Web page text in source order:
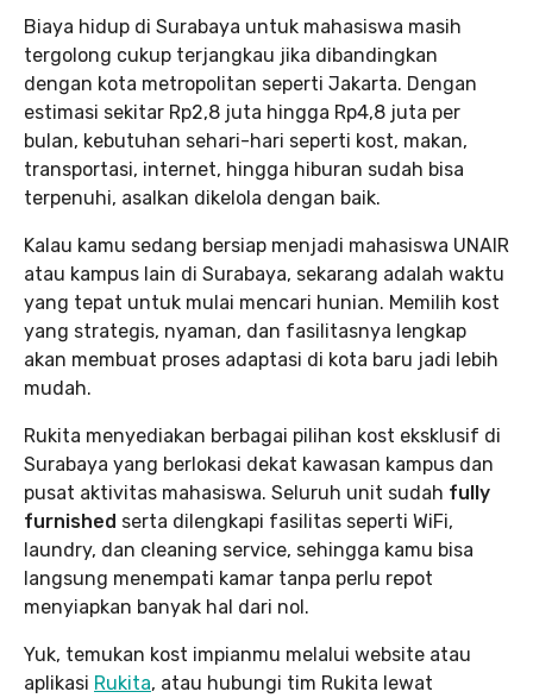
Biaya hidup di Surabaya untuk mahasiswa masih
tergolong cukup terjangkau jika dibandingkan
dengan kota metropolitan seperti Jakarta. Dengan
estimasi sekitar Rp2,8 juta hingga Rp4,8 juta per
bulan, kebutuhan sehari-hari seperti kost, makan,
transportasi, internet, hingga hiburan sudah bisa
terpenuhi, asalkan dikelola dengan baik.
Kalau kamu sedang bersiap menjadi mahasiswa UNAIR
atau kampus lain di Surabaya, sekarang adalah waktu
yang tepat untuk mulai mencari hunian. Memilih kost
yang strategis, nyaman, dan fasilitasnya lengkap
akan membuat proses adaptasi di kota baru jadi lebih
mudah.
Rukita menyediakan berbagai pilihan kost eksklusif di
Surabaya yang berlokasi dekat kawasan kampus dan
pusat aktivitas mahasiswa. Seluruh unit sudah fully
furnished serta dilengkapi fasilitas seperti WiFi,
laundry, dan cleaning service, sehingga kamu bisa
langsung menempati kamar tanpa perlu repot
menyiapkan banyak hal dari nol.
Yuk, temukan kost impianmu melalui website atau
aplikasi Rukita, atau hubungi tim Rukita lewat